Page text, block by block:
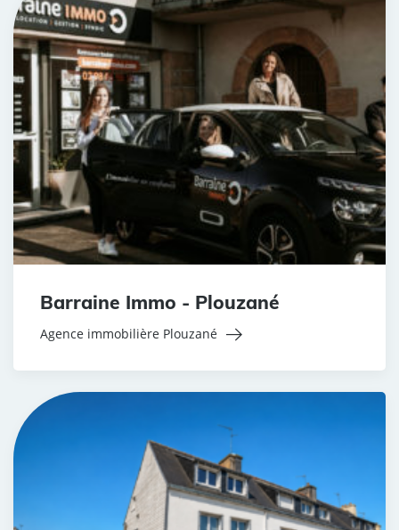
Barraine Immo - Plouzané
Agence immobilière Plouzané